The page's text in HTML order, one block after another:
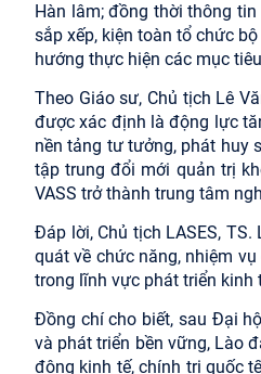
Hàn lâm; đồng thời thông
sắp xếp, kiện toàn tổ chức
hướng thực hiện các mục
Theo Giáo sư, Chủ tịch Lê
được xác định là động lực
nền tảng tư tưởng, phát huy
tập trung đổi mới quản trị
VASS trở thành trung tâm
Đáp lời, Chủ tịch LASES,
quát về chức năng, nhiệm
trong lĩnh vực phát triển kinh
Đồng chí cho biết, sau Đại
và phát triển bền vững, Lào
động kinh tế, chính trị quốc